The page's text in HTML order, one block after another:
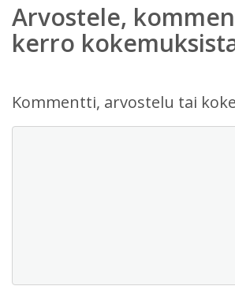
Arvostele,
kerro
Kommentti, arvostelu tai